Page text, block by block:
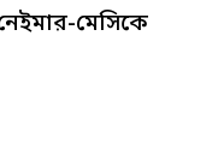
মেসিকে